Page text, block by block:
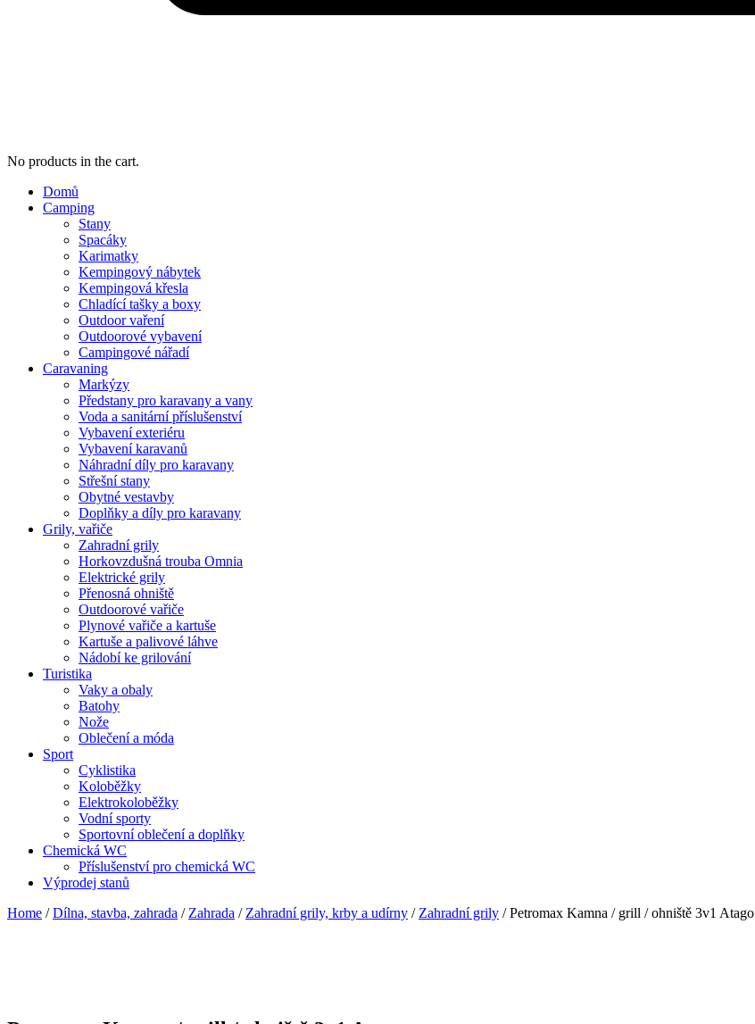
No products in the cart.
Domů
Camping
Stany
Spacáky
Karimatky
Kempingový nábytek
Kempingová křesla
Chladící tašky a boxy
Outdoor vaření
Outdoorové vybavení
Campingové nářadí
Caravaning
Markýzy
Předstany pro karavany a vany
Voda a sanitární příslušenství
Vybavení exteriéru
Vybavení karavanů
Náhradní díly pro karavany
Střešní stany
Obytné vestavby
Doplňky a díly pro karavany
Grily, vařiče
Zahradní grily
Horkovzdušná trouba Omnia
Elektrické grily
Přenosná ohniště
Outdoorové vařiče
Plynové vařiče a kartuše
Kartuše a palivové láhve
Nádobí ke grilování
Turistika
Vaky a obaly
Batohy
Nože
Oblečení a móda
Sport
Cyklistika
Koloběžky
Elektrokoloběžky
Vodní sporty
Sportovní oblečení a doplňky
Chemická WC
Příslušenství pro chemická WC
Výprodej stanů
Home /Dílna, stavba, zahrada / Zahrada / Zahradní grily, krby a udírny / Zahradní grily / Petromax Kamna / grill / ohniště 3v1 Atago